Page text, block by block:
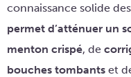
connaissance solide
permet d’atténuer un
menton crispé, de
bouches tombants et